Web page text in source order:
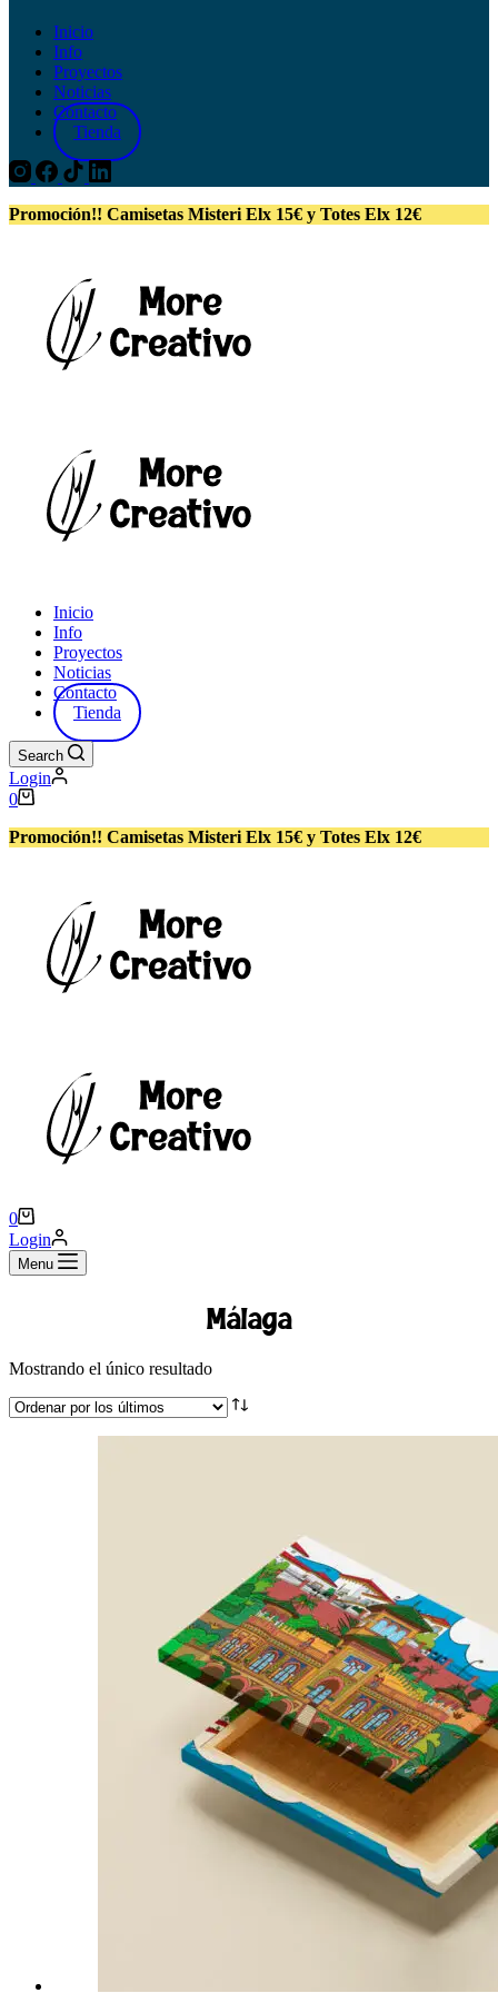
Inicio
Info
Proyectos
Noticias
Contacto
Tienda
Promoción!! Camisetas Misteri Elx 15€ y Totes Elx 12€
Inicio
Info
Proyectos
Noticias
Contacto
Tienda
Search
Login
Carro
compra
0
Promoción!! Camisetas Misteri Elx 15€ y Totes Elx 12€
Carro
de
compra
0
Login
Menu
Málaga
Mostrando el único resultado